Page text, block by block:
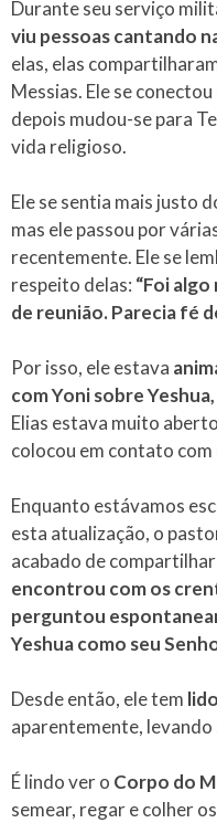
Durante seu serviço
viu pessoas cantando
elas, elas
Messias. Ele se
depois mudou-se para
vida religioso.
Ele se sentia mais justo
mas ele passou por
recentemente. Ele se
respeito delas: “Foi
de reunião. Parecia fé
Por isso, ele estava
com Yoni sobre
Elias estava muito
colocou em contato com
Enquanto estávamos
esta atualização, o
acabado de
encontrou com os
perguntou
Yeshua como seu
Desde então, ele tem
aparentemente,
É lindo ver o Corpo do
semear, regar e colher